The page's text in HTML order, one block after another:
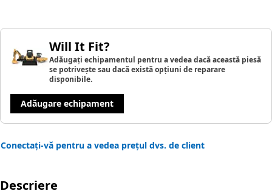
Will It Fit?
Adăugați echipamentul pentru a vedea dacă această piesă
se potrivește sau dacă există opțiuni de reparare
disponibile.
Adăugare echipament
Conectați-vă pentru a vedea prețul dvs. de client
Descriere